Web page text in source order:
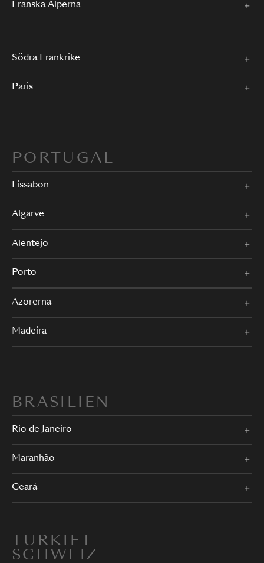
Franska Alperna
Södra Frankrike
Paris
PORTUGAL
Lissabon
Algarve
Alentejo
Porto
Azorerna
Madeira
BRASILIEN
Rio de Janeiro
Maranhão
Ceará
TURKIET
SCHWEIZ